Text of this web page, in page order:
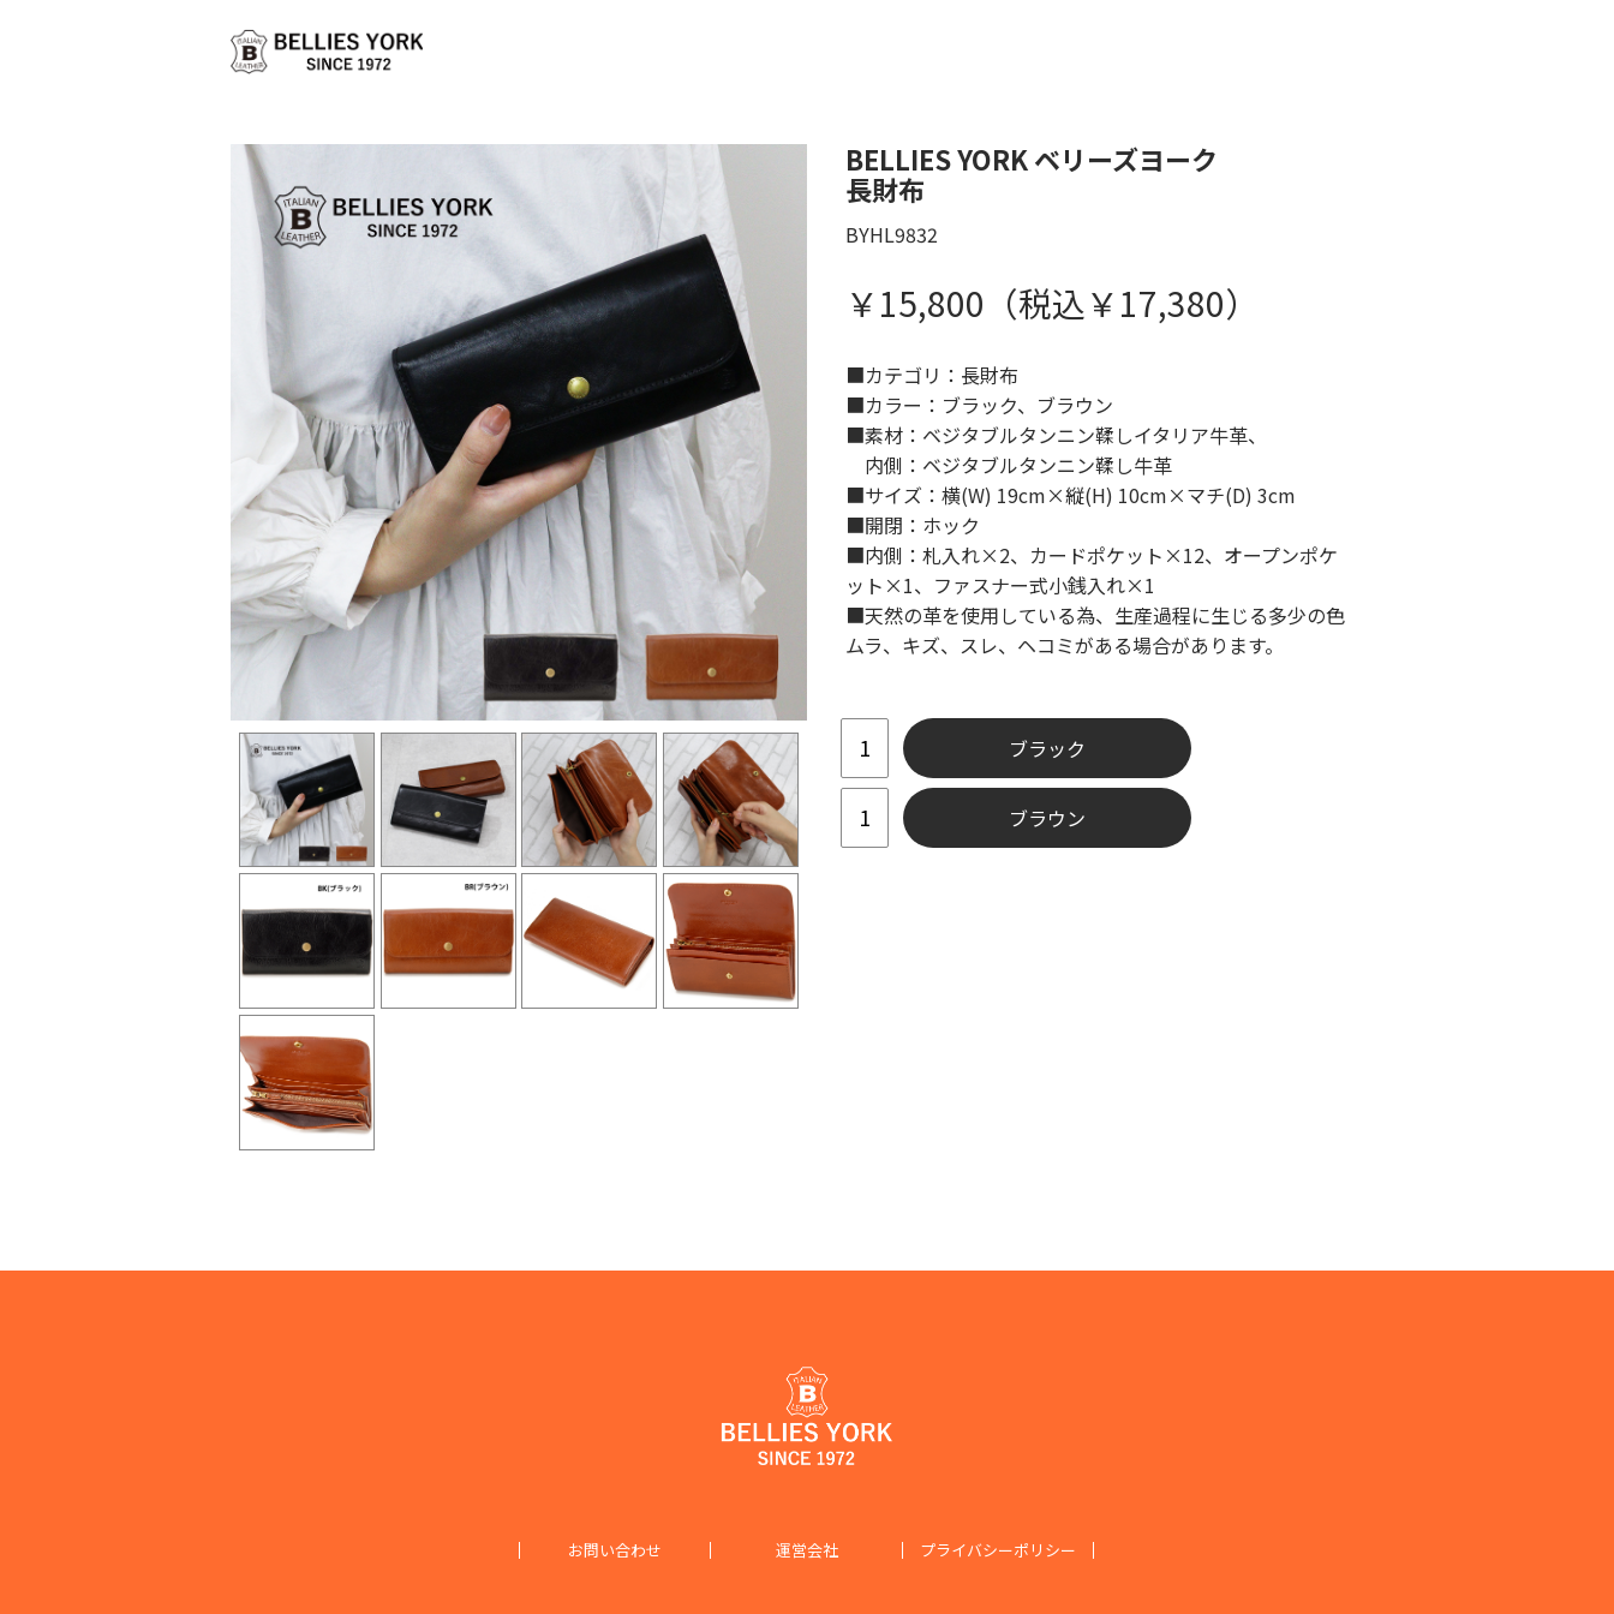
BELLIES YORK ベリーズヨーク
長財布
BYHL9832
￥15,800（税込￥17,380）
■カテゴリ：長財布
■カラー：ブラック、ブラウン
■素材：ベジタブルタンニン鞣しイタリア牛革、
内側：ベジタブルタンニン鞣し牛革
■サイズ：横(W) 19cm×縦(H) 10cm×マチ(D) 3cm
■開閉：ホック
■内側：札入れ×2、カードポケット×12、オープンポケ
ット×1、ファスナー式小銭入れ×1
■天然の革を使用している為、生産過程に生じる多少の色
ムラ、キズ、スレ、ヘコミがある場合があります。
お問い合わせ 運営会社 プライバシーポリシー